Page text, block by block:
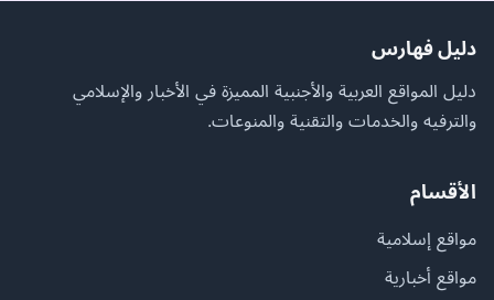
دليل فهارس
دليل المواقع العربية والأجنبية المميزة في الأخبار والإسلامي
والترفيه والخدمات والتقنية والمنوعات.
الأقسام
مواقع إسلامية
مواقع أخبارية